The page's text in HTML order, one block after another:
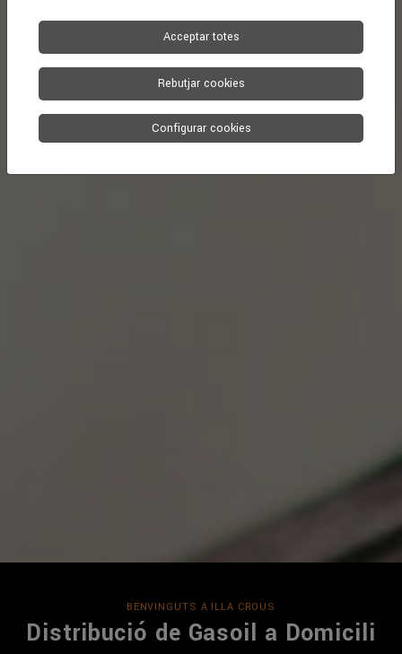
BENVINGUTS A ILLA CROUS
Distribució de Gasoil a Domicili
Acceptar totes
Rebutjar cookies
Configurar cookies